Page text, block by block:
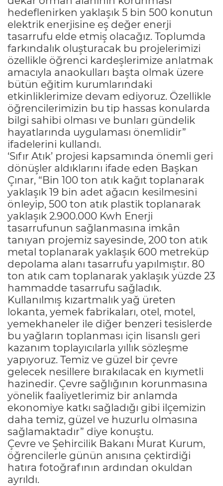
hedeflenirken yaklaşık 5 bin 500 konutun
elektrik enerjisine eş değer enerji
tasarrufu elde etmiş olacağız. Toplumda
farkındalık oluşturacak bu projelerimizi
özellikle öğrenci kardeşlerimize anlatmak
amacıyla anaokulları başta olmak üzere
bütün eğitim kurumlarındaki
etkinliklerimize devam ediyoruz. Özellikle
öğrencilerimizin bu tip hassas konularda
bilgi sahibi olması ve bunları gündelik
hayatlarında uygulaması önemlidir”
ifadelerini kullandı.
‘Sıfır Atık’ projesi kapsamında önemli geri
dönüşler aldıklarını ifade eden Başkan
Çınar, “Bin 100 ton atık kağıt toplanarak
yaklaşık 19 bin adet ağacın kesilmesini
önleyip, 500 ton atık plastik toplanarak
yaklaşık 2.900.000 Kwh Enerji
tasarrufunun sağlanmasına imkân
tanıyan projemiz sayesinde, 200 ton atık
metal toplanarak yaklaşık 600 metreküp
depolama alanı tasarrufu yapılmıştır. 80
ton atık cam toplanarak yaklaşık yüzde 23
hammadde tasarrufu sağladık.
Kullanılmış kızartmalık yağ üreten
lokanta, yemek fabrikaları, otel, motel,
yemekhaneler ile diğer benzeri tesislerde
bu yağların toplanması için lisanslı geri
kazanım toplayıcılarla yıllık sözleşme
yapıyoruz. Temiz ve güzel bir çevre
gelecek nesillere bırakılacak en kıymetli
hazinedir. Çevre sağlığının korunmasına
yönelik faaliyetlerimiz bir anlamda
ekonomiye katkı sağladığı gibi ilçemizin
daha temiz, güzel ve huzurlu olmasına
sağlamaktadır” diye konuştu.
Çevre ve Şehircilik Bakanı Murat Kurum,
öğrencilerle günün anısına çektirdiği
hatıra fotoğrafının ardından okuldan
ayrıldı.